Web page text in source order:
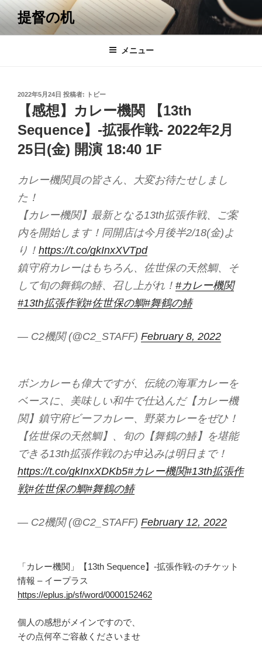
コ
テ
提督の机
メニュー
投
2022年5月24日 投稿者: トビー
【感想】カレー機関 【13th
Sequence】-拡張作戦- 2022年2月
25日(金) 開演 18:40 1F
カレー機関員の皆さん、大変お待たせしまし
た！
【カレー機関】最新となる13th拡張作戦、ご案
内を開始します！同開店は今月後半2/18(金)よ
り！ https://t.co/gkInxXVTpd
鎮守府カレーはもちろん、佐世保の天然鯛、そ
して旬の舞鶴の鰆、召し上がれ！ #カレー機関
#13th拡張作戦#佐世保の鯛#舞鶴の鰆
— C2機関 (@C2_STAFF) February 8, 2022
ボンカレーも偉大ですが、伝統の海軍カレーを
ベースに、美味しい和牛で仕込んだ【カレー機
関】鎮守府ビーフカレー、野菜カレーをぜひ！
【佐世保の天然鯛】、旬の【舞鶴の鰆】を堪能
できる13th拡張作戦のお申込みは明日まで！
https://t.co/gkInxXDKb5#カレー機関#13th拡張作
戦#佐世保の鯛#舞鶴の鰆
— C2機関 (@C2_STAFF) February 12, 2022
「カレー機関」【13th Sequence】-拡張作戦-のチケット
情報 – イープラス
https://eplus.jp/sf/word/0000152462
個人の感想がメインですので、
その点何卒ご容赦くださいませ